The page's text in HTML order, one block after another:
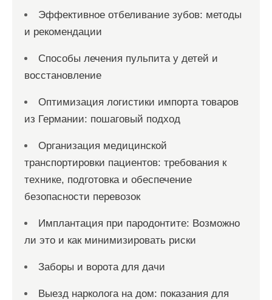
Эффективное отбеливание зубов: методы
и рекомендации
Способы лечения пульпита у детей и
восстановление
Оптимизация логистики импорта товаров
из Германии: пошаговый подход
Организация медицинской
транспортировки пациентов: требования к
технике, подготовка и обеспечение
безопасности перевозок
Имплантация при пародонтите: Возможно
ли это и как минимизировать риски
Заборы и ворота для дачи
Выезд нарколога на дом: показания для